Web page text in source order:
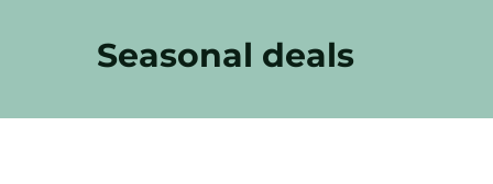
Seasonal deals